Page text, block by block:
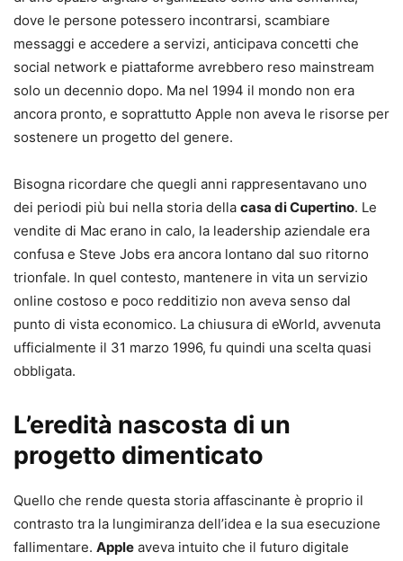
dove le persone potessero incontrarsi, scambiare
messaggi e accedere a servizi, anticipava concetti che
social network e piattaforme avrebbero reso mainstream
solo un decennio dopo. Ma nel 1994 il mondo non era
ancora pronto, e soprattutto Apple non aveva le risorse per
sostenere un progetto del genere.
Bisogna ricordare che quegli anni rappresentavano uno
dei periodi più bui nella storia della casa di Cupertino. Le
vendite di Mac erano in calo, la leadership aziendale era
confusa e Steve Jobs era ancora lontano dal suo ritorno
trionfale. In quel contesto, mantenere in vita un servizio
online costoso e poco redditizio non aveva senso dal
punto di vista economico. La chiusura di eWorld, avvenuta
ufficialmente il 31 marzo 1996, fu quindi una scelta quasi
obbligata.
L’eredità nascosta di un
progetto dimenticato
Quello che rende questa storia affascinante è proprio il
contrasto tra la lungimiranza dell’idea e la sua esecuzione
fallimentare. Apple aveva intuito che il futuro digitale